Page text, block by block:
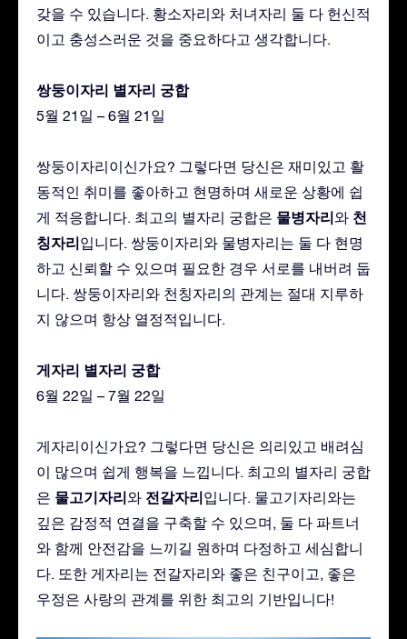
갖을 수 있습니다. 황소자리와 처녀자리 둘 다 헌신적
이고 충성스러운 것을 중요하다고 생각합니다.
쌍둥이자리 별자리 궁합
5월 21일 – 6월 21일
쌍둥이자리이신가요? 그렇다면 당신은 재미있고 활
동적인 취미를 좋아하고 현명하며 새로운 상황에 쉽
게 적응합니다. 최고의 별자리 궁합은 물병자리와 천
칭자리입니다. 쌍둥이자리와 물병자리는 둘 다 현명
하고 신뢰할 수 있으며 필요한 경우 서로를 내버려 둡
니다. 쌍둥이자리와 천칭자리의 관계는 절대 지루하
지 않으며 항상 열정적입니다.
게자리 별자리 궁합
6월 22일 – 7월 22일
게자리이신가요? 그렇다면 당신은 의리있고 배려심
이 많으며 쉽게 행복을 느낍니다. 최고의 별자리 궁합
은 물고기자리와 전갈자리입니다. 물고기자리와는
깊은 감정적 연결을 구축할 수 있으며, 둘 다 파트너
와 함께 안전감을 느끼길 원하며 다정하고 세심합니
다. 또한 게자리는 전갈자리와 좋은 친구이고, 좋은
우정은 사랑의 관계를 위한 최고의 기반입니다!